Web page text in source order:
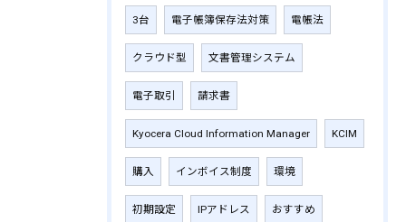
3台 電子帳簿保存法対策 電帳法
クラウド型 文書管理システム
電子取引 請求書
Kyocera Cloud Information Manager KCIM
購入 インボイス制度 環境
初期設定 IPアドレス おすすめ